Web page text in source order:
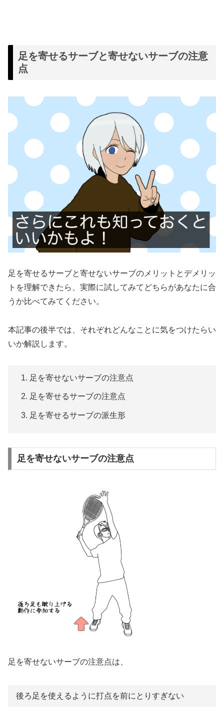
足を寄せるサーブと寄せないサーブの注意
点
足を寄せるサーブと寄せないサーブのメリットとデメリッ
トを理解できたら、実際に試してみてどちらがあなたに合
うか比べてみてください。
本記事の後半では、それぞれどんなことに気をつけたらい
いか解説します。
足を寄せないサーブの注意点
足を寄せるサーブの注意点
足を寄せるサーブの派生形
足を寄せないサーブの注意点
足を寄せないサーブの注意点は、
後ろ足を使えるように打点を前にとりすぎない